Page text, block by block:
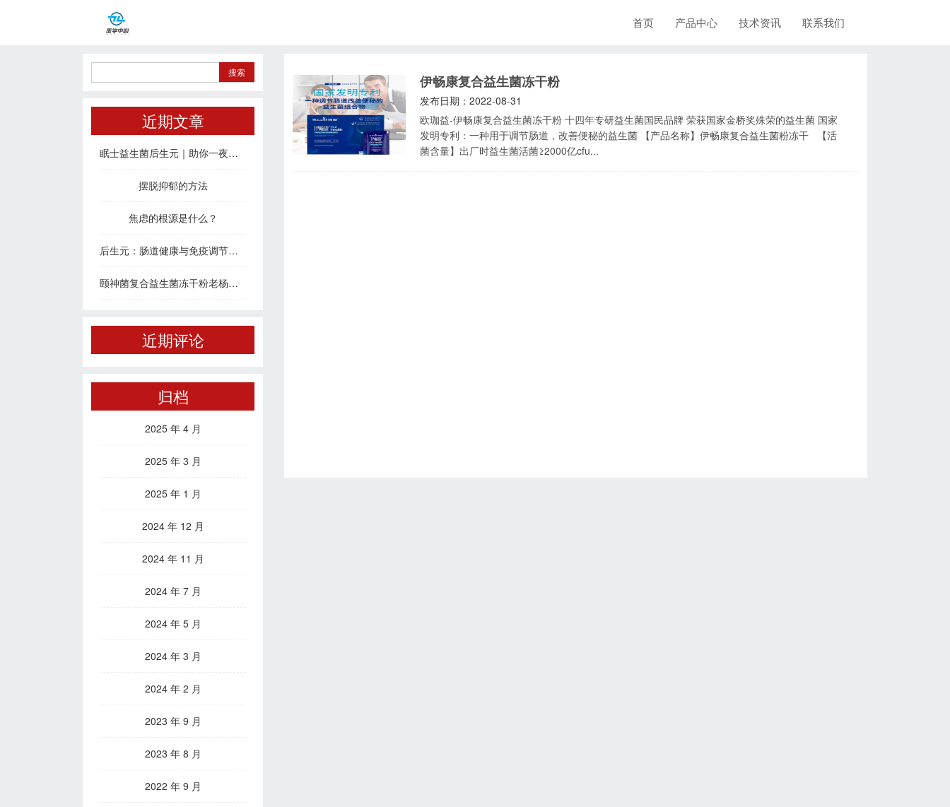
首页 产品中心 技术资讯 联系我们
近期文章
眠士益生菌后生元｜助你一夜好眠，治愈疲惫身心
摆脱抑郁的方法
焦虑的根源是什么？
后生元：肠道健康与免疫调节的新密码
颐神菌复合益生菌冻干粉老杨说睡眠
近期评论
归档
2025 年 4 月
2025 年 3 月
2025 年 1 月
2024 年 12 月
2024 年 11 月
2024 年 7 月
2024 年 5 月
2024 年 3 月
2024 年 2 月
2023 年 9 月
2023 年 8 月
2022 年 9 月
伊畅康复合益生菌冻干粉
发布日期：2022-08-31
欧珈益-伊畅康复合益生菌冻干粉 十四年专研益生菌国民品牌 荣获国家金桥奖殊荣的益生菌 国家
发明专利：一种用于调节肠道，改善便秘的益生菌 【产品名称】伊畅康复合益生菌粉冻干 【活
菌含量】出厂时益生菌活菌≥2000亿cfu...